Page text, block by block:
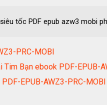
tốc PDF epub azw3 mobi
PRC-MOBI
Tim Bạn ebook PDF-EPUB-
EPUB-AWZ3-PRC-MOBI